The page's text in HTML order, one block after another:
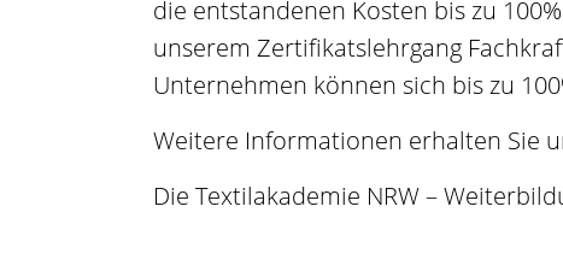
die entstandenen Kosten bis zu
unserem Zertifikatslehrgang
Unternehmen können sich bis zu
Weitere Informationen erhalten Sie
Die Textilakademie NRW –